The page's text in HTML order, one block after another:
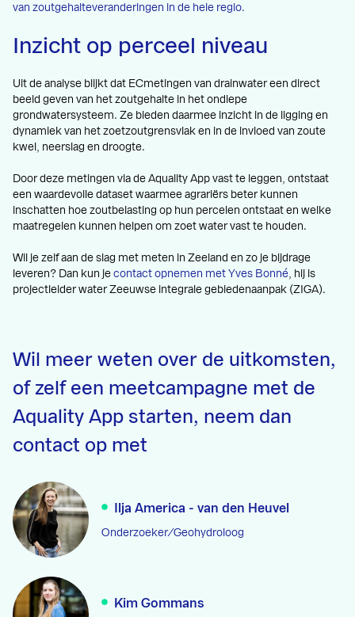
van zoutgehalteveranderingen in de hele regio.
Inzicht op perceel niveau
Uit de analyse blijkt dat ECmetingen van drainwater een direct
beeld geven van het zoutgehalte in het ondiepe
grondwatersysteem. Ze bieden daarmee inzicht in de ligging en
dynamiek van het zoetzoutgrensvlak en in de invloed van zoute
kwel, neerslag en droogte.
Door deze metingen via de Aquality App vast te leggen, ontstaat
een waardevolle dataset waarmee agrariërs beter kunnen
inschatten hoe zoutbelasting op hun percelen ontstaat en welke
maatregelen kunnen helpen om zoet water vast te houden.
Wil je zelf aan de slag met meten in Zeeland en zo je bijdrage
leveren? Dan kun je contact opnemen met Yves Bonné, hij is
projectleider water Zeeuwse integrale gebiedenaanpak (ZIGA).
Wil meer weten over de uitkomsten,
of zelf een meetcampagne met de
Aquality App starten, neem dan
contact op met
Ilja America - van den Heuvel
Onderzoeker/Geohydroloog
Kim Gommans